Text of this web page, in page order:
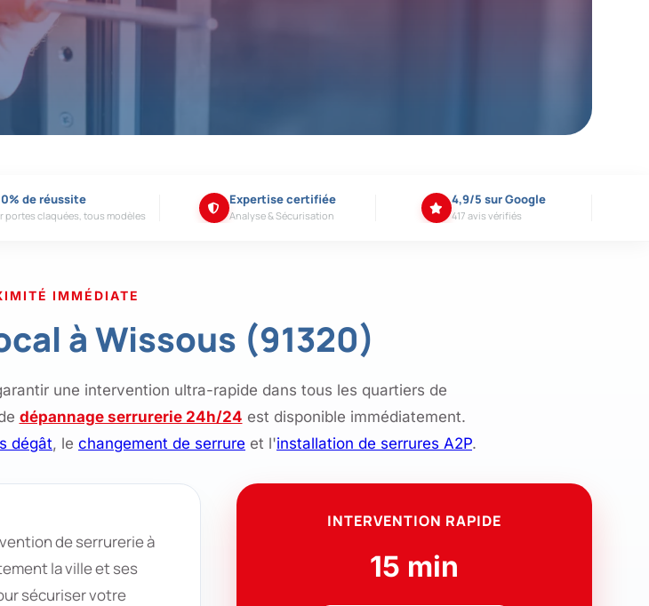
de réussite
portes claquées, tous modèles
Expertise certifiée
Analyse & Sécurisation
4,9/5 sur Google
417 avis vérifiés
IMMÉDIATE
à Wissous (91320)
une intervention ultra-rapide dans tous les quartiers de
dépannage serrurerie 24h/24 est disponible immédiatement.
dégât, le changement de serrure et l'installation de serrures A2P.
de serrurerie à
la ville et ses
sécuriser votre
INTERVENTION RAPIDE
15 min